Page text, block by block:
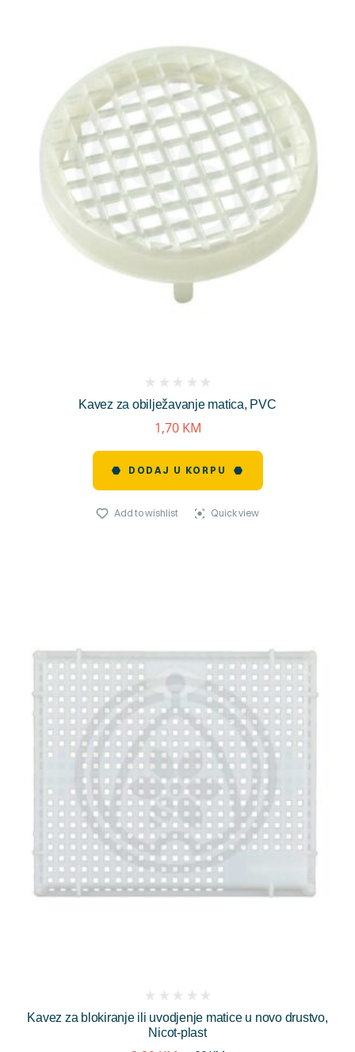
Kavez za obilježavanje matica, PVC
reviews)
1,70 KM
DODAJ U KORPU
Add to wishlist Quick view
Kavez za blokiranje ili uvodjenje matice u novo drustvo,
Nicot-plast
reviews)